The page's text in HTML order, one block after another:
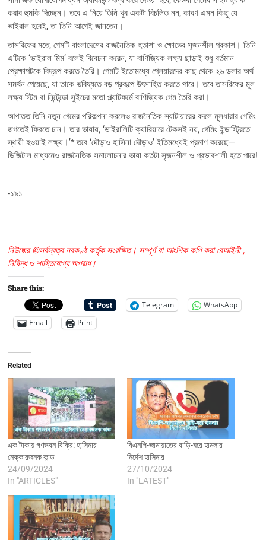
করার হুমকি দিচ্ছেন। তবে এ নিয়ে তিনি খুব একটা বিচলিত নন, কারণ এমন কিছু যে
ভাইরাল হবেই, তা তিনি আগেই জানতেন।
তাসরিফের মতে, গেমটি বাংলাদেশের রাজনৈতিক হতাশা ও ক্ষোভের সৃজনশীল প্রকাশ। তিনি
এটিকে ‘ভাইরাল মিম’ বলেই বিবেচনা করেন, যা বাণিজ্যিক লক্ষ্য ছাড়াই শুধু বর্তমান
প্রেক্ষাপটকে বিদ্রূপ করতে তৈরি। গেমটি ইতোমধ্যে প্লেয়ারদের কাছ থেকে ২৬ ডলার অর্থ
সমর্থন পেয়েছে, যা তাকে ভবিষ্যতে বড় প্রকল্পে উৎসাহিত করতে পারে। তবে তাসরিফের মূল
লক্ষ্য স্টিম বা নিন্টেন্ডো সুইচের মতো প্ল্যাটফর্মে বাণিজ্যিক গেম তৈরি করা।
আপাতত তিনি নতুন গেমের পরিকল্পনা করলেও রাজনৈতিক স্যাটায়ারের বদলে মূলধারার গেমিং
জগতেই ফিরতে চান। তার ভাষায়, ‘ভাইরালিটি ক্যারিয়ারে টেকসই নয়, গেমিং ইন্ডাস্ট্রিতে
স্থায়ী হওয়াই লক্ষ্য।’* তবে ‘দৌড়াও হাসিনা দৌড়াও’ ইতিমধ্যেই প্রমাণ করেছে—
ডিজিটাল মাধ্যমেও রাজনৈতিক সমালোচনার ভাষা কতটা সৃজনশীল ও প্রভাবশালী হতে পারে!
-১৯১
নিউজের ©সর্বস্বত্ব নবকণ্ঠ কর্তৃক সংরক্ষিত। সম্পূর্ণ বা আংশিক কপি করা বেআইনী ,
নিষিদ্ধ ও শাস্তিযোগ্য অপরাধ।
Share this:
Telegram
WhatsApp
Email
Print
Related
এক টাকায় গণভবন বিক্রি: হাসিনার
নেক্কারজনক কান্ড
24/09/2024
In "ARTICLES"
বিএনপি-জামায়াতের বাড়ি-ঘরে হামলার
নির্দেশ হাসিনার
27/10/2024
In "LATEST"